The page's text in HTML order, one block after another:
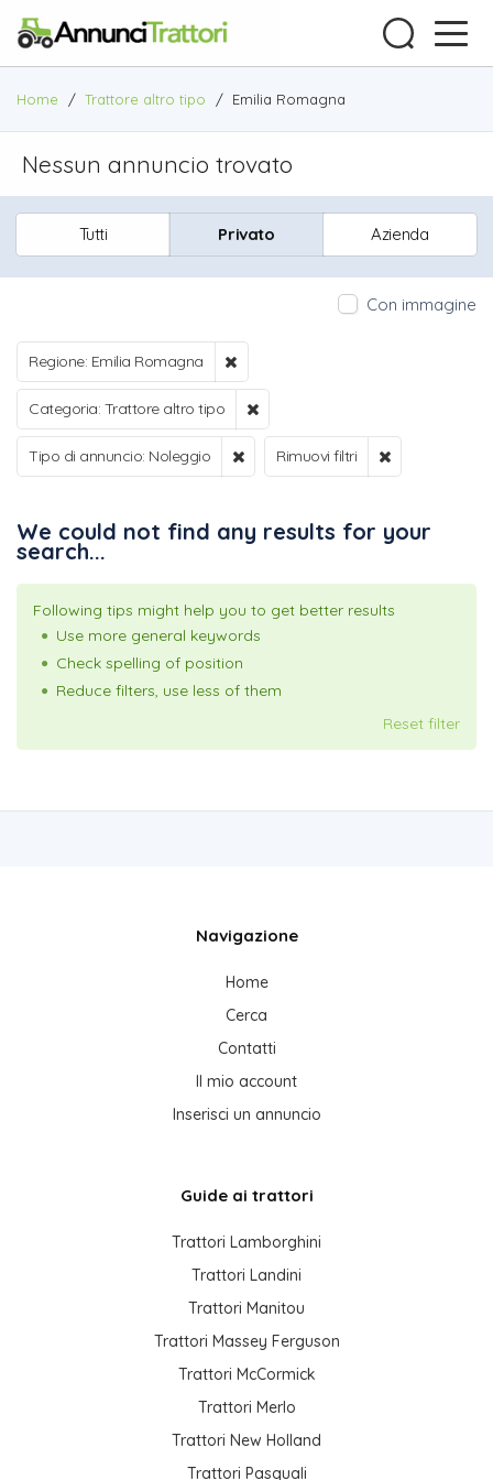
Home / Trattore altro tipo / Emilia Romagna
Nessun annuncio trovato
Tutti Privato Azienda
Con immagine
Regione: Emilia Romagna
Categoria: Trattore altro tipo
Tipo di annuncio: Noleggio Rimuovi filtri
We could not find any results for your
search...
Following tips might help you to get better results
Use more general keywords
Check spelling of position
Reduce filters, use less of them
Reset filter
Navigazione
Home
Cerca
Contatti
Il mio account
Inserisci un annuncio
Guide ai trattori
Trattori Lamborghini
Trattori Landini
Trattori Manitou
Trattori Massey Ferguson
Trattori McCormick
Trattori Merlo
Trattori New Holland
Trattori Pasquali